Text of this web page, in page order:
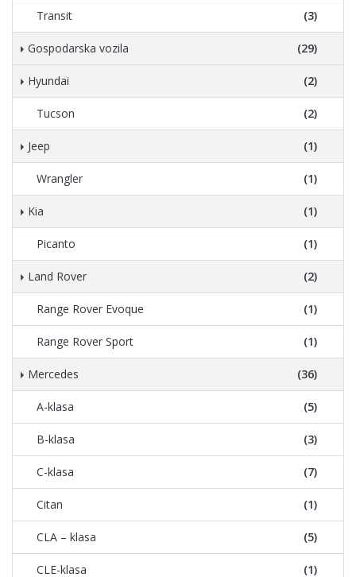
Transit (3)
Gospodarska vozila (29)
Hyundai (2)
Tucson (2)
Jeep (1)
Wrangler (1)
Kia (1)
Picanto (1)
Land Rover (2)
Range Rover Evoque (1)
Range Rover Sport (1)
Mercedes (36)
A-klasa (5)
B-klasa (3)
C-klasa (7)
Citan (1)
CLA – klasa (5)
CLE-klasa (1)